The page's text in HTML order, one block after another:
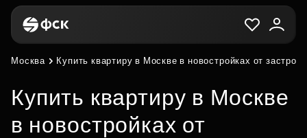
Москва Купить квартиру в Москве в новостройках от
Купить квартиру в Москве
в новостройках от